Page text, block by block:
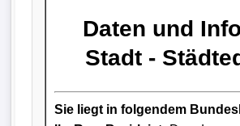
Daten und
Stadt -
Sie liegt in folgendem